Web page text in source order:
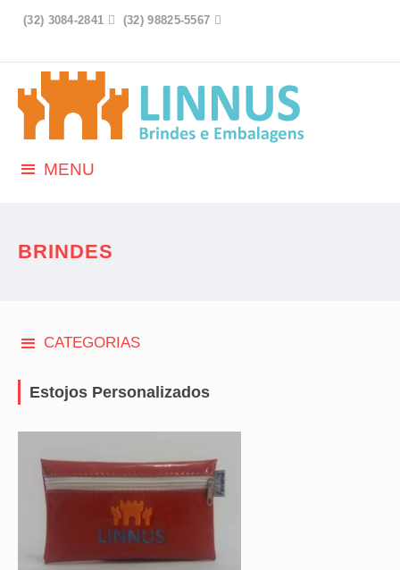
(32) 3084-2841  (32) 98825-5567 
MENU
BRINDES
CATEGORIAS
Estojos Personalizados